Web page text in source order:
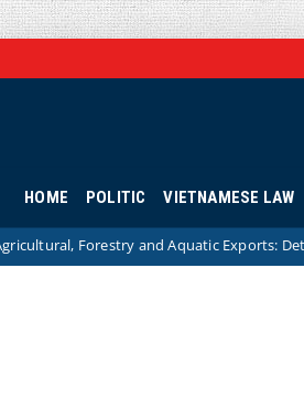
HOME POLITIC VIETNAMESE LAW
and Aquatic Exports: Detailed Analysis and